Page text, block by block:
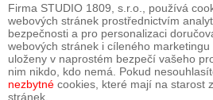
Firma STUDIO 1809, s.r.o., používá
webových stránek prostřednictvím
bezpečnosti a pro personalizaci
webových stránek i cíleného
uloženy v naprostém bezpečí vašeho
nim nikdo, kdo nemá. Pokud
nezbytné cookies, které mají na starost
stránek.